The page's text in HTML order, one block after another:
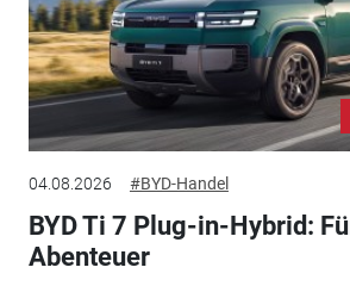
04.08.2026 #BYD-Handel
BYD Ti 7 Plug-in-Hybrid:
Abenteuer